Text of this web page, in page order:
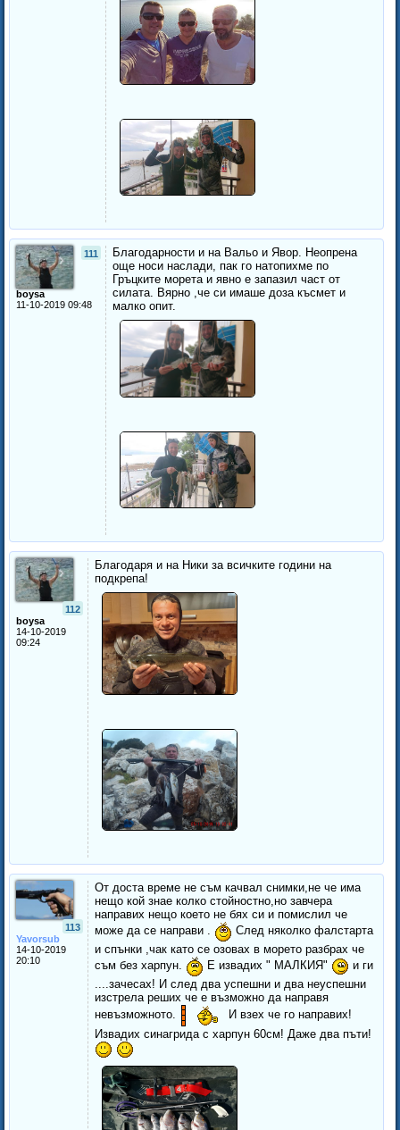
111
boysa
11-10-2019 09:48
Благодарности и на Вальо и Явор. Неопрена
още носи наслади, пак го натопихме по
Гръцките морета и явно е запазил част от
силата. Вярно ,че си имаше доза късмет и
малко опит.
112
boysa
14-10-2019
09:24
Благодаря и на Ники за всичките години на
подкрепа!
113
Yavorsub
14-10-2019
20:10
От доста време не съм качвал снимки,не че има
нещо кой знае колко стойностно,но завчера
направих нещо което не бях си и помислил че
може да се направи .
След няколко фалстарта
и спънки ,чак като се озовах в морето разбрах че
съм без харпун.
Е извадих " МАЛКИЯ"
и ги
....зачесах! И след два успешни и два неуспешни
изстрела реших че е възможно да направя
невъзможното.
И взех че го направих!
Извадих синагрида с харпун 60см! Даже два пъти!